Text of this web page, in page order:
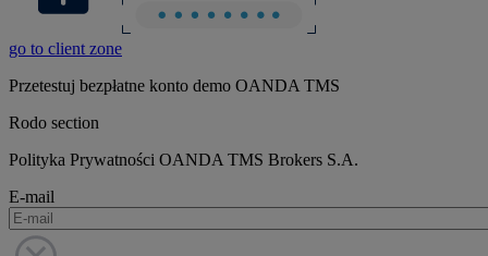
go to client zone
Przetestuj bezpłatne konto demo OANDA TMS
Rodo section
Polityka Prywatności OANDA TMS Brokers S.A.
E-mail